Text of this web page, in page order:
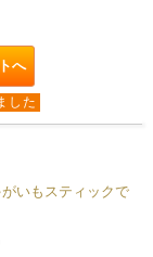
へ
した
いもスティックで